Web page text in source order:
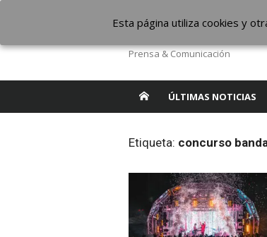
contenido
The
Prensa & Comunicación
ÚLTIMAS NOTICIAS
Etiqueta: concurso
Esta página utiliza cookies y